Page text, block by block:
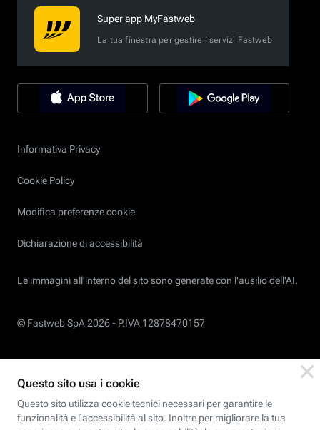
Super app MyFastweb
La tua finestra per gestire i servizi Fastweb
Informativa Privacy
Cookie Policy
Modifica preferenze cookie
Dichiarazione di accessibilità
Le immagini all’interno del sito sono generate con l'ausilio dell'AI.
© Fastweb SpA 2026 - P.IVA 12878470157